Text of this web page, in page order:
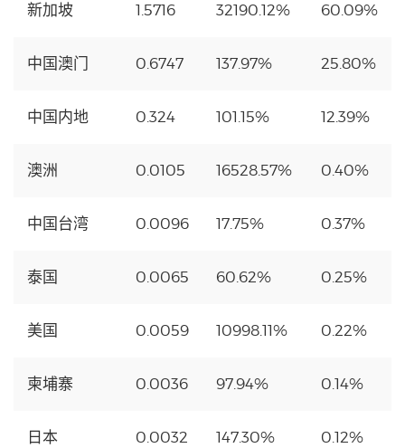
新加坡 1.5716 32190.12% 60.09%
中国澳门 0.6747 137.97% 25.80%
中国内地 0.324 101.15% 12.39%
澳洲 0.0105 16528.57% 0.40%
中国台湾 0.0096 17.75% 0.37%
泰国 0.0065 60.62% 0.25%
美国 0.0059 10998.11% 0.22%
柬埔寨 0.0036 97.94% 0.14%
日本 0.0032 147.30% 0.12%